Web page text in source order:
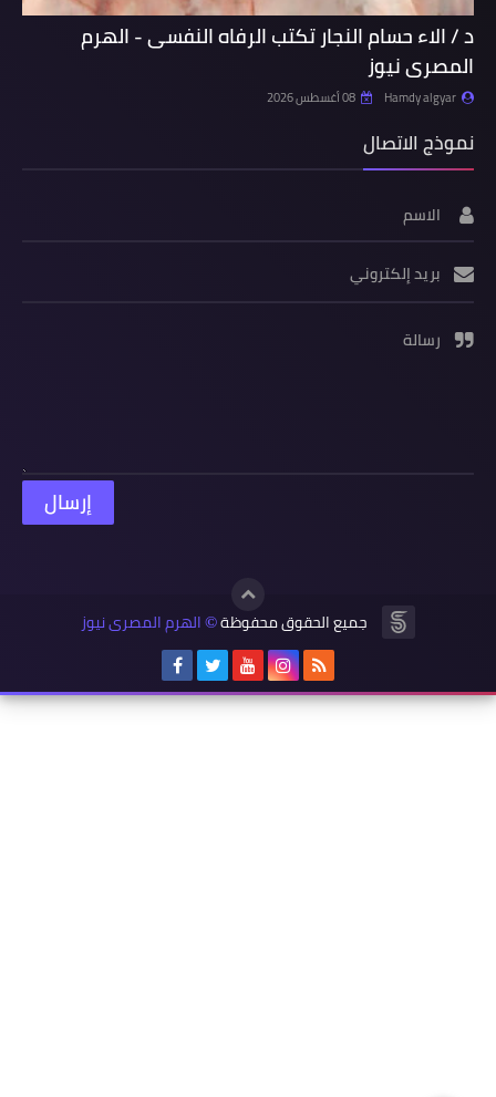
د / الاء حسام النجار تكتب الرفاه النفسى - الهرم
المصرى نيوز
Hamdy algyar 08 أغسطس 2026
نموذج الاتصال
الاسم
بريد إلكتروني
رسالة
جميع الحقوق محفوظة© الهرم المصرى نيوز